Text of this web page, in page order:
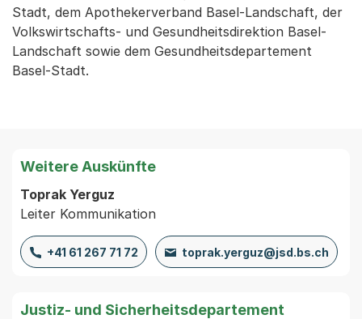
Stadt, dem Apothekerverband Basel-Landschaft, der
Volkswirtschafts- und Gesundheitsdirektion Basel-
Landschaft sowie dem Gesundheitsdepartement
Basel-Stadt.
Weitere Auskünfte
Toprak Yerguz
Leiter Kommunikation
+41 61 267 71 72 toprak.yerguz@jsd.bs.ch
Justiz- und Sicherheitsdepartement